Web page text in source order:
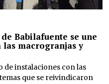
Babilafuente se une
macrogranjas y
de instalaciones con las
que se reivindicaron